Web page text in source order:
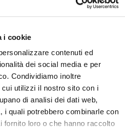
i cookie
contenuti ed
dei social media e per
Condividiamo inoltre
utilizzi il nostro sito con i
di analisi dei dati web,
i quali potrebbero combinarle con
fornito loro o che hanno raccolto
persone/slitta;
inclusa pesca su
ghiaccio, durata 3
ore circa, 2
persone/motoslitta;
escursione
guidata con le
ciaspole, durata
2 ore circa;